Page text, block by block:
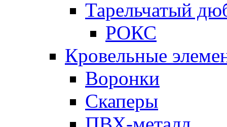
Тарельчатый
РОКС
Кровельные
Воронки
Скаперы